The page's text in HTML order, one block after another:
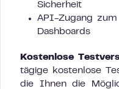
Sicherheit
API-Zugang
Dashboards
Kostenlose
tägige kostenlose
die Ihnen die